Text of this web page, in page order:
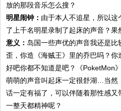
放的那段音乐怎么搜？
明星闹钟： 由于本人不追星，所以
了上千名明星录制了起床的声音？
意义： 岛国一些声优的声音我还是
歪，你造《海贼王》里的乔巴吗？你
好吧你都不知道是吧？《PoketMon
萌萌的声音叫起床一定很舒湖…当然
话一定有福了，可以伴随着那性感
一整天都精神呢？